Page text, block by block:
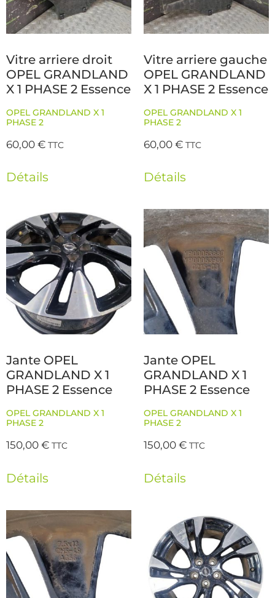
Vitre arriere droit
OPEL GRANDLAND
X 1 PHASE 2 Essence
OPEL GRANDLAND X 1
PHASE 2
60,00€ TTC
Détails
Vitre arriere gauche
OPEL GRANDLAND
X 1 PHASE 2 Essence
OPEL GRANDLAND X 1
PHASE 2
60,00€ TTC
Détails
Jante OPEL
GRANDLAND X 1
PHASE 2 Essence
OPEL GRANDLAND X 1
PHASE 2
150,00€ TTC
Détails
Jante OPEL
GRANDLAND X 1
PHASE 2 Essence
OPEL GRANDLAND X 1
PHASE 2
150,00€ TTC
Détails